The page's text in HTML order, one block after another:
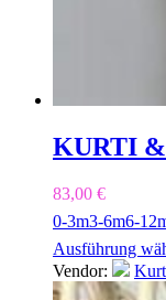
KURTI
83,00 €
0-3m3-6m6-
Ausführung
Vendor: